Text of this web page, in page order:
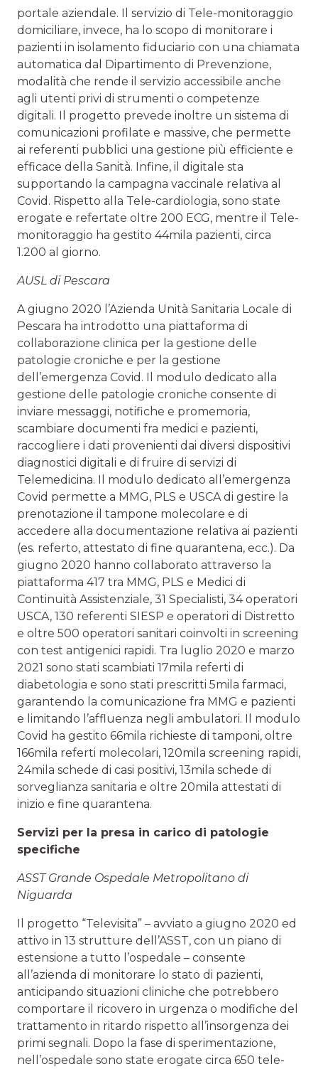
portale aziendale. Il servizio di Tele-monitoraggio
domiciliare, invece, ha lo scopo di monitorare i
pazienti in isolamento fiduciario con una chiamata
automatica dal Dipartimento di Prevenzione,
modalità che rende il servizio accessibile anche
agli utenti privi di strumenti o competenze
digitali. Il progetto prevede inoltre un sistema di
comunicazioni profilate e massive, che permette
ai referenti pubblici una gestione più efficiente e
efficace della Sanità. Infine, il digitale sta
supportando la campagna vaccinale relativa al
Covid. Rispetto alla Tele-cardiologia, sono state
erogate e refertate oltre 200 ECG, mentre il Tele-
monitoraggio ha gestito 44mila pazienti, circa
1.200 al giorno.
AUSL di Pescara
A giugno 2020 l’Azienda Unità Sanitaria Locale di
Pescara ha introdotto una piattaforma di
collaborazione clinica per la gestione delle
patologie croniche e per la gestione
dell’emergenza Covid. Il modulo dedicato alla
gestione delle patologie croniche consente di
inviare messaggi, notifiche e promemoria,
scambiare documenti fra medici e pazienti,
raccogliere i dati provenienti dai diversi dispositivi
diagnostici digitali e di fruire di servizi di
Telemedicina. Il modulo dedicato all’emergenza
Covid permette a MMG, PLS e USCA di gestire la
prenotazione il tampone molecolare e di
accedere alla documentazione relativa ai pazienti
(es. referto, attestato di fine quarantena, ecc.). Da
giugno 2020 hanno collaborato attraverso la
piattaforma 417 tra MMG, PLS e Medici di
Continuità Assistenziale, 31 Specialisti, 34 operatori
USCA, 130 referenti SIESP e operatori di Distretto
e oltre 500 operatori sanitari coinvolti in screening
con test antigenici rapidi. Tra luglio 2020 e marzo
2021 sono stati scambiati 17mila referti di
diabetologia e sono stati prescritti 5mila farmaci,
garantendo la comunicazione fra MMG e pazienti
e limitando l’affluenza negli ambulatori. Il modulo
Covid ha gestito 66mila richieste di tamponi, oltre
166mila referti molecolari, 120mila screening rapidi,
24mila schede di casi positivi, 13mila schede di
sorveglianza sanitaria e oltre 20mila attestati di
inizio e fine quarantena.
Servizi per la presa in carico di patologie
specifiche
ASST Grande Ospedale Metropolitano di
Niguarda
Il progetto “Televisita” – avviato a giugno 2020 ed
attivo in 13 strutture dell’ASST, con un piano di
estensione a tutto l’ospedale – consente
all’azienda di monitorare lo stato di pazienti,
anticipando situazioni cliniche che potrebbero
comportare il ricovero in urgenza o modifiche del
trattamento in ritardo rispetto all’insorgenza dei
primi segnali. Dopo la fase di sperimentazione,
nell’ospedale sono state erogate circa 650 tele-